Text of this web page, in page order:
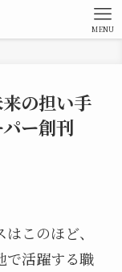
MENU
の担い手
ー創刊
このほど、
で活躍する職